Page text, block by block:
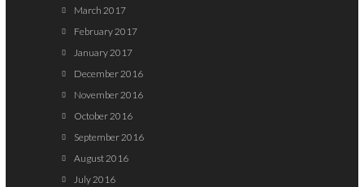
March 2017
February 2017
January 2017
December 2016
November 2016
October 2016
September 2016
August 2016
July 2016